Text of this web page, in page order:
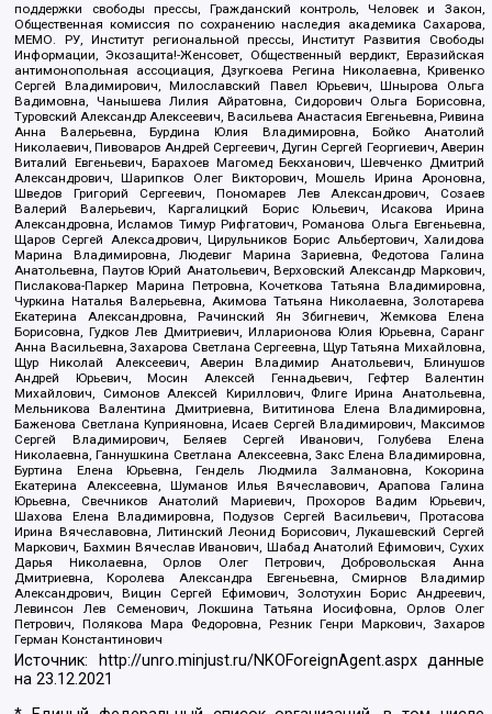
поддержки свободы прессы, Гражданский контроль, Человек и Закон,
Общественная комиссия по сохранению наследия академика Сахарова,
МЕМО. РУ, Институт региональной прессы, Институт Развития Свободы
Информации, Экозащита!-Женсовет, Общественный вердикт, Евразийская
антимонопольная ассоциация, Дзугкоева Регина Николаевна, Кривенко
Сергей Владимирович, Милославский Павел Юрьевич, Шнырова Ольга
Вадимовна, Чанышева Лилия Айратовна, Сидорович Ольга Борисовна,
Туровский Александр Алексеевич, Васильева Анастасия Евгеньевна, Ривина
Анна Валерьевна, Бурдина Юлия Владимировна, Бойко Анатолий
Николаевич, Пивоваров Андрей Сергеевич, Дугин Сергей Георгиевич, Аверин
Виталий Евгеньевич, Барахоев Магомед Бекханович, Шевченко Дмитрий
Александрович, Шарипков Олег Викторович, Мошель Ирина Ароновна,
Шведов Григорий Сергеевич, Пономарев Лев Александрович, Созаев
Валерий Валерьевич, Каргалицкий Борис Юльевич, Исакова Ирина
Александровна, Исламов Тимур Рифгатович, Романова Ольга Евгеньевна,
Щаров Сергей Алексадрович, Цирульников Борис Альбертович, Халидова
Марина Владимировна, Людевиг Марина Зариевна, Федотова Галина
Анатольевна, Паутов Юрий Анатольевич, Верховский Александр Маркович,
Пислакова-Паркер Марина Петровна, Кочеткова Татьяна Владимировна,
Чуркина Наталья Валерьевна, Акимова Татьяна Николаевна, Золотарева
Екатерина Александровна, Рачинский Ян Збигневич, Жемкова Елена
Борисовна, Гудков Лев Дмитриевич, Илларионова Юлия Юрьевна, Саранг
Анна Васильевна, Захарова Светлана Сергеевна, Щур Татьяна Михайловна,
Щур Николай Алексеевич, Аверин Владимир Анатольевич, Блинушов
Андрей Юрьевич, Мосин Алексей Геннадьевич, Гефтер Валентин
Михайлович, Симонов Алексей Кириллович, Флиге Ирина Анатольевна,
Мельникова Валентина Дмитриевна, Вититинова Елена Владимировна,
Баженова Светлана Куприяновна, Исаев Сергей Владимирович, Максимов
Сергей Владимирович, Беляев Сергей Иванович, Голубева Елена
Николаевна, Ганнушкина Светлана Алексеевна, Закс Елена Владимировна,
Буртина Елена Юрьевна, Гендель Людмила Залмановна, Кокорина
Екатерина Алексеевна, Шуманов Илья Вячеславович, Арапова Галина
Юрьевна, Свечников Анатолий Мариевич, Прохоров Вадим Юрьевич,
Шахова Елена Владимировна, Подузов Сергей Васильевич, Протасова
Ирина Вячеславовна, Литинский Леонид Борисович, Лукашевский Сергей
Маркович, Бахмин Вячеслав Иванович, Шабад Анатолий Ефимович, Сухих
Дарья Николаевна, Орлов Олег Петрович, Добровольская Анна
Дмитриевна, Королева Александра Евгеньевна, Смирнов Владимир
Александрович, Вицин Сергей Ефимович, Золотухин Борис Андреевич,
Левинсон Лев Семенович, Локшина Татьяна Иосифовна, Орлов Олег
Петрович, Полякова Мара Федоровна, Резник Генри Маркович, Захаров
Герман Константинович
Источник: http://unro.minjust.ru/NKOForeignAgent.aspxданные
на23.12.2021